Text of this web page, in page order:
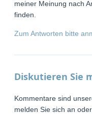
meiner Meinung nach
finden.
Zum Antworten bitte
Diskutieren Sie
Kommentare sind
melden Sie sich an